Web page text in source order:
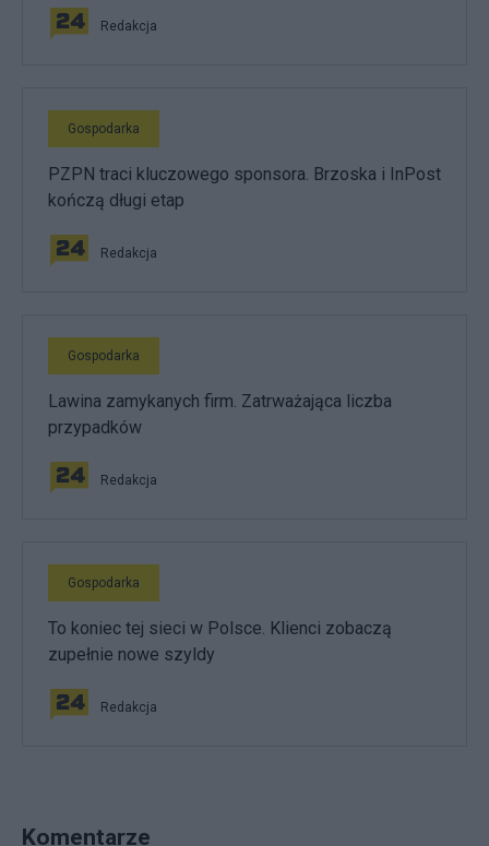
Redakcja
Gospodarka
PZPN traci kluczowego sponsora. Brzoska i InPost
kończą długi etap
Redakcja
Gospodarka
Lawina zamykanych firm. Zatrważająca liczba
przypadków
Redakcja
Gospodarka
To koniec tej sieci w Polsce. Klienci zobaczą
zupełnie nowe szyldy
Redakcja
Komentarze